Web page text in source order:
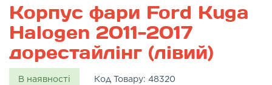
Корпус фари Ford Kuga
Halogen 2011-2017
дорестайлінг (лівий)
В наявності Код Товару: 48320